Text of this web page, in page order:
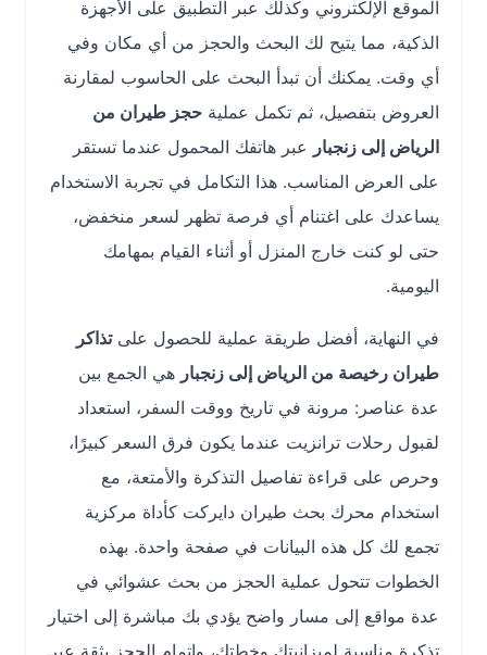
الموقع الإلكتروني وكذلك عبر التطبيق على الأجهزة
الذكية، مما يتيح لك البحث والحجز من أي مكان وفي
أي وقت. يمكنك أن تبدأ البحث على الحاسوب لمقارنة
العروض بتفصيل، ثم تكمل عمليةحجز طيران من
الرياض إلى زنجبار عبر هاتفك المحمول عندما تستقر
على العرض المناسب. هذا التكامل في تجربة الاستخدام
يساعدك على اغتنام أي فرصة تظهر لسعر منخفض،
حتى لو كنت خارج المنزل أو أثناء القيام بمهامك
اليومية.
في النهاية، أفضل طريقة عملية للحصول علىتذاكر
طيران رخيصة من الرياض إلى زنجبار هي الجمع بين
عدة عناصر: مرونة في تاريخ ووقت السفر، استعداد
لقبول رحلات ترانزيت عندما يكون فرق السعر كبيرًا،
وحرص على قراءة تفاصيل التذكرة والأمتعة، مع
استخدام محرك بحث طيران دايركت كأداة مركزية
تجمع لك كل هذه البيانات في صفحة واحدة. بهذه
الخطوات تتحول عملية الحجز من بحث عشوائي في
عدة مواقع إلى مسار واضح يؤدي بك مباشرة إلى اختيار
تذكرة مناسبة لميزانيتك وخطتك، وإتمام الحجز بثقة عبر